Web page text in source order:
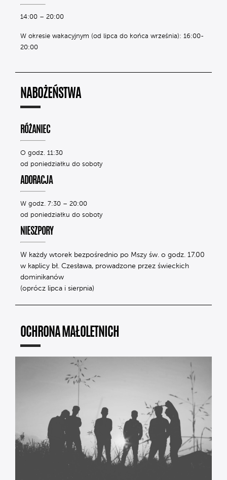
14:00 – 20:00
W okresie wakacyjnym (od lipca do końca września): 16:00-
20:00
NABOŻEŃSTWA
RÓŻANIEC
O godz. 11:30
od poniedziałku do soboty
ADORACJA
W godz. 7:30 – 20:00
od poniedziałku do soboty
NIESZPORY
W każdy wtorek bezpośrednio po Mszy św. o godz. 17.00
w kaplicy bł. Czesława, prowadzone przez świeckich
dominikanów
(oprócz lipca i sierpnia)
OCHRONA MAŁOLETNICH